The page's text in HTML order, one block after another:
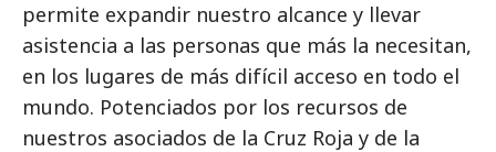
permite expandir nuestro alcance y llevar
asistencia a las personas que más la necesitan,
en los lugares de más difícil acceso en todo el
mundo. Potenciados por los recursos de
nuestros asociados de la Cruz Roja y de la